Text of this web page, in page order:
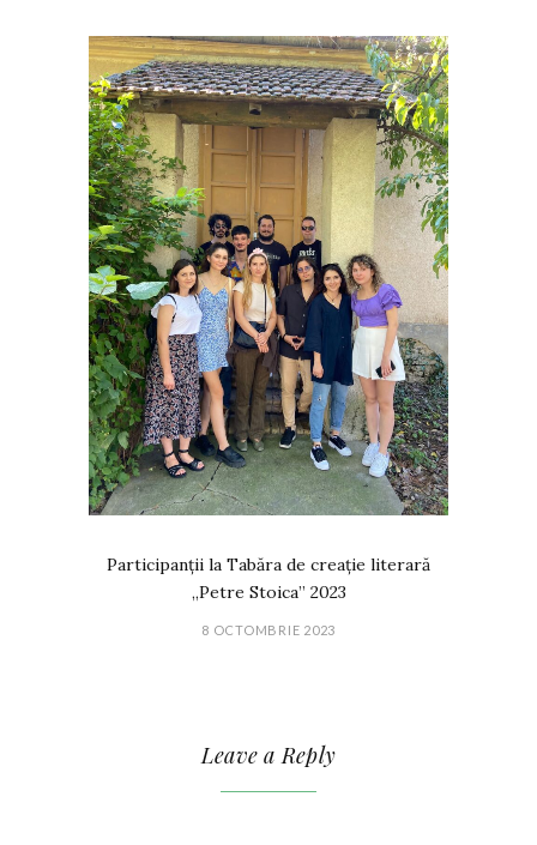
Participanții la Tabăra de creație literară
„Petre Stoica” 2023
8 OCTOMBRIE 2023
Leave a Reply